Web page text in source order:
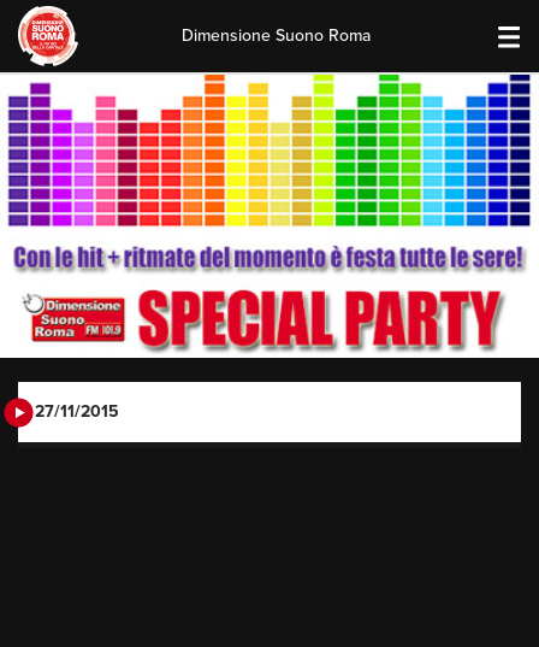
Skip
to
content
Dimensione Suono Roma
27/11/2015